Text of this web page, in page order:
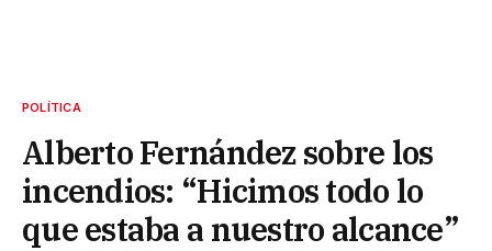
POLÍTICA
Alberto Fernández sobre los
incendios: “Hicimos todo lo
que estaba a nuestro alcance”